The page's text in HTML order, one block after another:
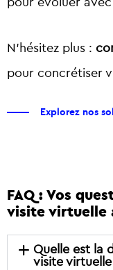
N’hésitez plus :
pour concrétiser
Explorez nos
FAQ : Vos
visite virtuelle
Quelle est la
visite